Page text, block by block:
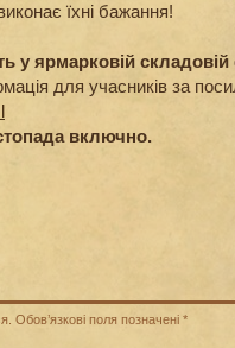
їхні бажання!
у ярмарковій
для учасників за
включно.
Обов’язкові поля позначені *